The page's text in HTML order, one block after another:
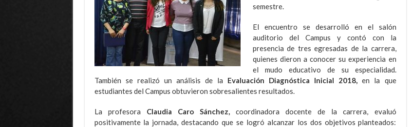
semestre.
El encuentro se desarrolló en el salón
auditorio del Campus y contó con la
presencia de tres egresadas de la carrera,
quienes dieron a conocer su experiencia en
el mudo educativo de su especialidad.
También se realizó un análisis de la Evaluación Diagnóstica Inicial 2018,
en la que
estudiantes del Campus obtuvieron sobresalientes resultados.
La profesora Claudia Caro Sánchez,
coordinadora docente de la carrera, evaluó
positivamente la jornada, destacando que se logró alcanzar los dos objetivos planteados: